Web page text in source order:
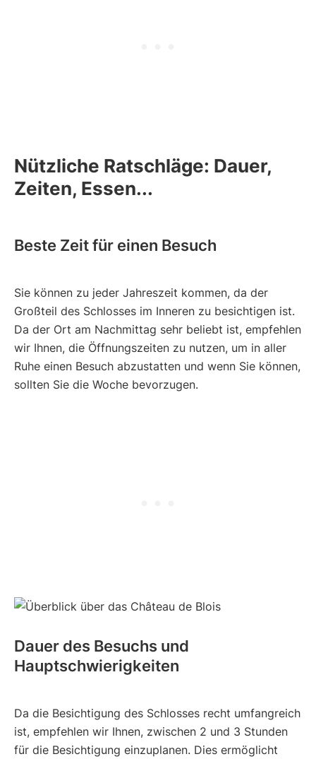
Nützliche Ratschläge: Dauer,
Zeiten, Essen...
Beste Zeit für einen Besuch
Sie können zu jeder Jahreszeit kommen, da der
Großteil des Schlosses im Inneren zu besichtigen ist.
Da der Ort am Nachmittag sehr beliebt ist, empfehlen
wir Ihnen, die Öffnungszeiten zu nutzen, um in aller
Ruhe einen Besuch abzustatten und wenn Sie können,
sollten Sie die Woche bevorzugen.
Dauer des Besuchs und
Hauptschwierigkeiten
Da die Besichtigung des Schlosses recht umfangreich
ist, empfehlen wir Ihnen, zwischen 2 und 3 Stunden
für die Besichtigung einzuplanen. Dies ermöglicht